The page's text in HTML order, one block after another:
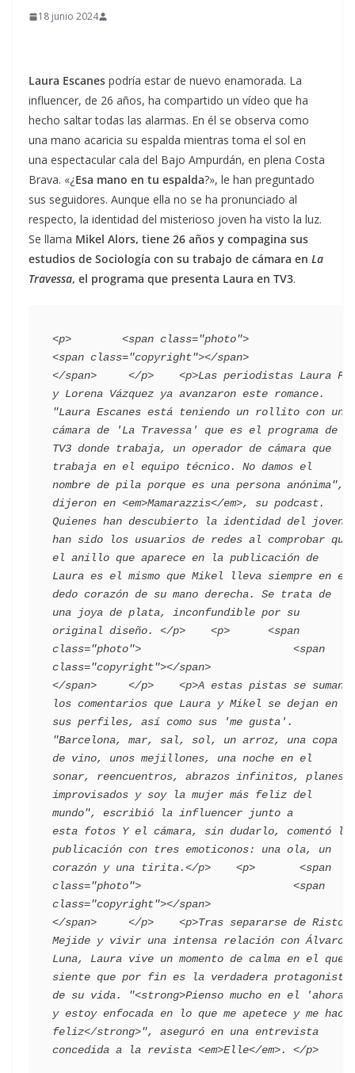
18 junio 2024
Laura Escanes podría estar de nuevo enamorada. La
influencer, de 26 años, ha compartido un vídeo que ha
hecho saltar todas las alarmas. En él se observa como
una mano acaricia su espalda mientras toma el sol en
una espectacular cala del Bajo Ampurdán, en plena Costa
Brava. «¿Esa mano en tu espalda?», le han preguntado
sus seguidores. Aunque ella no se ha pronunciado al
respecto, la identidad del misterioso joven ha visto la luz.
Se llama Mikel Alors, tiene 26 años y compagina sus
estudios de Sociología con su trabajo de cámara en La
Travessa, el programa que presenta Laura en TV3.
<p>        <span class="photo">
<span class="copyright"></span>
</span>     </p>    <p>Las periodistas Laura Fa
y Lorena Vázquez ya avanzaron este romance.
"Laura Escanes está teniendo un rollito con un
cámara de 'La Travessa' que es el programa de
TV3 donde trabaja, un operador de cámara que
trabaja en el equipo técnico. No damos el
nombre de pila porque es una persona anónima",
dijeron en <em>Mamarazzis</em>, su podcast.
Quienes han descubierto la identidad del joven
han sido los usuarios de redes al comprobar que
el anillo que aparece en la publicación de
Laura es el mismo que Mikel lleva siempre en el
dedo corazón de su mano derecha. Se trata de
una joya de plata, inconfundible por su
original diseño. </p>    <p>      <span
class="photo">                        <span
class="copyright"></span>
</span>     </p>    <p>A estas pistas se suman
los comentarios que Laura y Mikel se dejan en
sus perfiles, así como sus 'me gusta'.
"Barcelona, mar, sal, sol, un arroz, una copa
de vino, unos mejillones, una noche en el
sonar, reencuentros, abrazos infinitos, planes
improvisados y soy la mujer más feliz del
mundo", escribió la influencer junto a
esta fotos Y el cámara, sin dudarlo, comentó la
publicación con tres emoticonos: una ola, un
corazón y una tirita.</p>    <p>       <span
class="photo">                        <span
class="copyright"></span>
</span>     </p>    <p>Tras separarse de Risto
Mejide y vivir una intensa relación con Álvaro
Luna, Laura vive un momento de calma en el que
siente que por fin es la verdadera protagonista
de su vida. "<strong>Pienso mucho en el 'ahora'
y estoy enfocada en lo que me apetece y me hace
feliz</strong>", aseguró en una entrevista